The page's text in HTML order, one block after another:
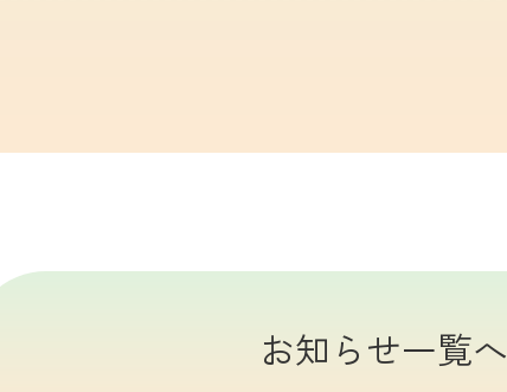
お知らせ一覧へ